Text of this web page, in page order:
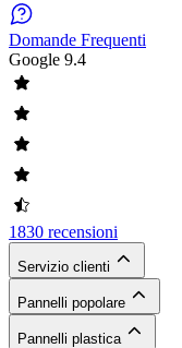
Domande Frequenti
Google 9.4
1830 recensioni
Servizio clienti
Pannelli popolare
Pannelli plastica